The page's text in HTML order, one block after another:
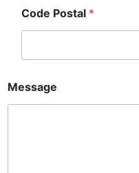
Code Postal *
Message